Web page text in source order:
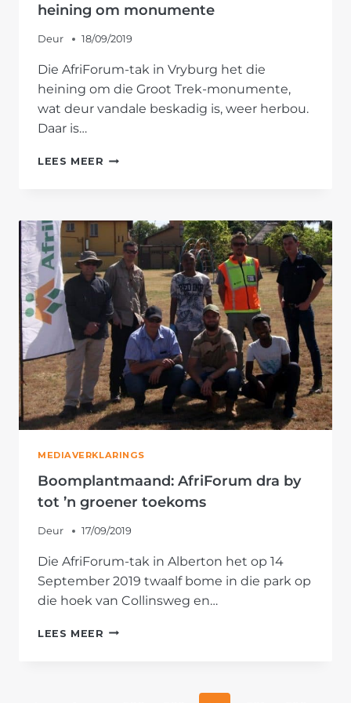
heining om monumente
Deur 18/09/2019
Die AfriForum-tak in Vryburg het die
heining om die Groot Trek-monumente,
wat deur vandale beskadig is, weer herbou.
Daar is…
LEES MEER AFRIFORUM
HERBOU
HEINING
OM
MONUMENTE
MEDIAVERKLARINGS
Boomplantmaand: AfriForum dra by
tot ’n groener toekoms
Deur 17/09/2019
Die AfriForum-tak in Alberton het op 14
September 2019 twaalf bome in die park op
die hoek van Collinsweg en…
LEES MEER BOOMPLANTMAAND: